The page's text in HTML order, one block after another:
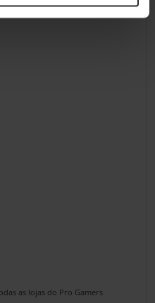
as lojas do Pro Gamers